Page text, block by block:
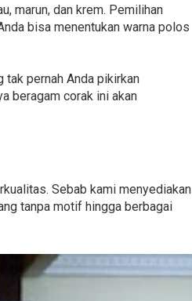
marun, dan krem. Pemilihan
bisa menentukan warna polos
pernah Anda pikirkan
beragam corak ini akan
Sebab kami menyediakan
tanpa motif hingga berbagai